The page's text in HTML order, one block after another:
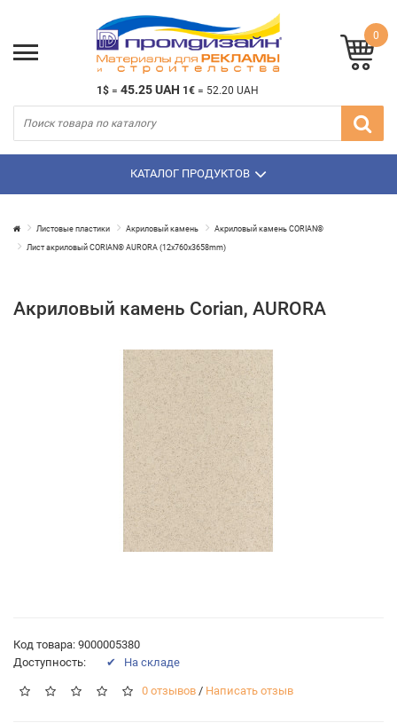
1$ = 45.25 UAH 1€ = 52.20 UAH
0
КАТАЛОГ ПРОДУКТОВ
Листовые пластики Акриловый камень Акриловый камень CORIAN®
Лист акриловый CORIAN® AURORA (12х760х3658mm)
Акриловый камень Corian, AURORA
Код товара: 9000005380
Доступность:
✔ На складе
0 отзывов / Написать отзыв